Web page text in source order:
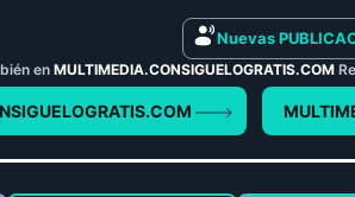
Nuevas
en MULTIMEDIA.CONSIGUELOGRATIS.COM